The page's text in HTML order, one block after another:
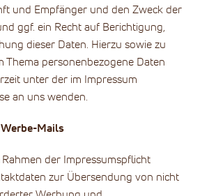
und Empfänger und den Zweck der
ggf. ein Recht auf Berichtigung,
dieser Daten. Hierzu sowie zu
Thema personenbezogene Daten
unter der im Impressum
an uns wenden.
Mails
der Impressumspflicht
zur Übersendung von nicht